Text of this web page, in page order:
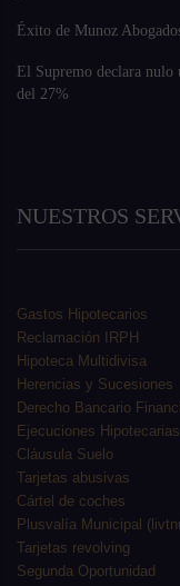
Éxito de Munoz
El Supremo declara
del 27%
NUESTROS
Gastos Hipotecarios
Reclamación IRPH
Hipoteca Multidivisa
Herencias y Sucesiones
Derecho Bancario
Ejecuciones Hipotecarias
Cláusula Suelo
Tarjetas abusivas
Cártel de coches
Plusvalía Municipal
Tarjetas revolving
Segunda Oportunidad